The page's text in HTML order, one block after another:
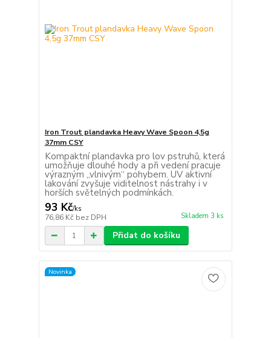
Iron Trout plandavka Heavy Wave Spoon 4,5g
37mm CSY
Kompaktní plandavka pro lov pstruhů, která
umožňuje dlouhé hody a při vedení pracuje
výrazným „vlnivým“ pohybem. UV aktivní
lakování zvyšuje viditelnost nástrahy i v
horších světelných podmínkách.
93 Kč/ks
76,86 Kč bez DPH Skladem 3 ks
Přidat do košíku
Novinka